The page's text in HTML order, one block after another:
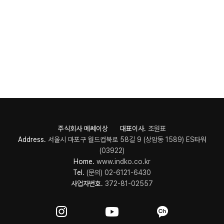
주식회사 메쎄이상 대표이사. 조원표
Address. 서울시 마포구 월드컵북로 58길 9 (상암동 1589) ES타워
(03922)
Home. www.indko.co.kr
Tel. (문의) 02-6121-6430
사업자번호. 372-81-02557